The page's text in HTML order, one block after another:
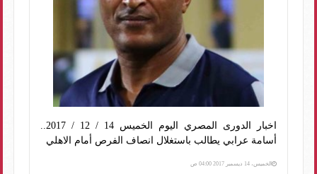
اخبار الدورى المصري اليوم الخميس 14 / 12 / 2017..
أسامة عرابي يطالب باستغلال انصاف الفرص أمام الاهلي
الخميس، 14 ديسمبر 2017 04:00 ص